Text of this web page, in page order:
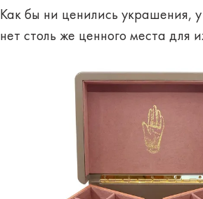
Как бы ни ценились украшения,
нет столь же ценного места для